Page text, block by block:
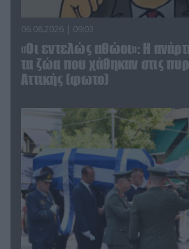
06.08.2026 | 09:03
«Οι εντελώς αθώοι»: Η
τα ζώα που χάθηκαν στις
Αττικής (φωτο)